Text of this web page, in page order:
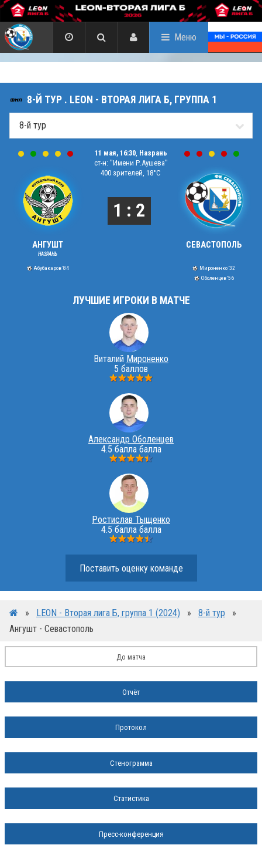
Меню
8-Й ТУР . LEON - ВТОРАЯ ЛИГА Б, ГРУППА 1
АНГУШТ
НАЗРАНЬ
Абубакаров '84
11 мая, 16:30, Назрань
ст-н: "Имени Р.Аушева"
400 зрителей, 18°C
1 : 2
СЕВАСТОПОЛЬ
Мироненко '32
Оболенцев '56
ЛУЧШИЕ ИГРОКИ В МАТЧЕ
Виталий Мироненко
5 баллов
Александр Оболенцев
4.5 балла балла
Ростислав Тыщенко
4.5 балла балла
Поставить оценку команде
» LEON - Вторая лига Б, группа 1 (2024) » 8-й тур
»
Ангушт - Севастополь
До матча
Отчёт
Протокол
Стенограмма
Статистика
Пресс-конференция